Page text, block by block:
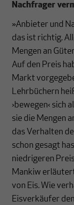
Nachfrager
»Anbieter und
das ist richtig.
Mengen an
Auf den Preis
Markt
Lehrbüchern
›bewegen‹ sich
sie die Mengen
das Verhalten
schon gesagt
niedrigeren
Mankiw
von Eis. Wie
Eisverkäufer